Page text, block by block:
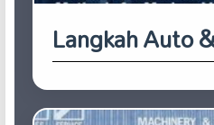
Langkah Auto